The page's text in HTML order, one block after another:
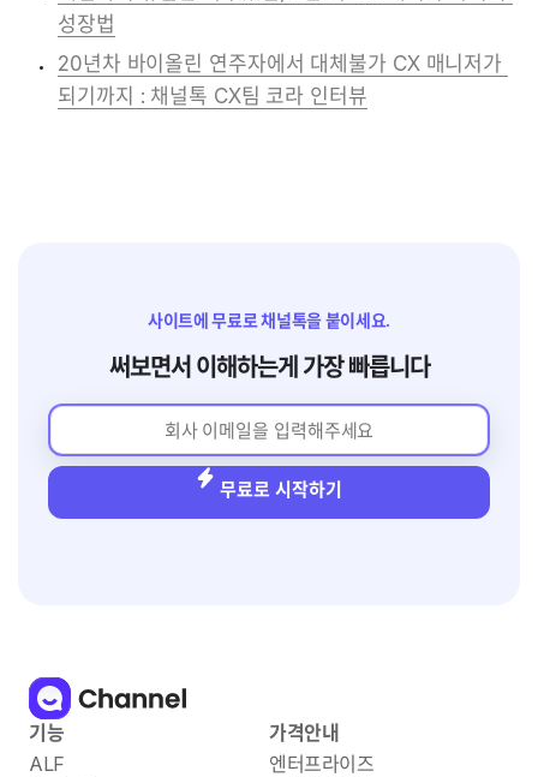
성장법
20년차 바이올린 연주자에서 대체불가 CX 매니저가
되기까지 : 채널톡 CX팀 코라 인터뷰
사이트에 무료로 채널톡을 붙이세요.
써보면서 이해하는게 가장 빠릅니다
무료로 시작하기
기능
ALF
가격안내
엔터프라이즈